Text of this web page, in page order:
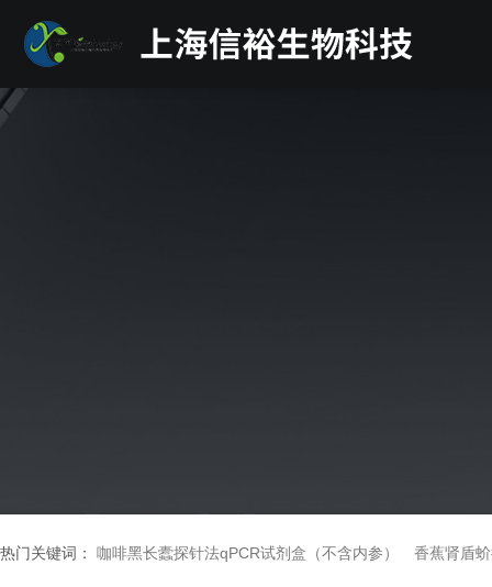
热门关键词： 咖啡黑长蠹探针法qPCR试剂盒（不含内参） 香蕉肾盾